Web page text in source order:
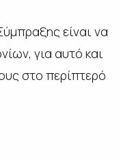
είναι να
για αυτό και
στο περίπτερό